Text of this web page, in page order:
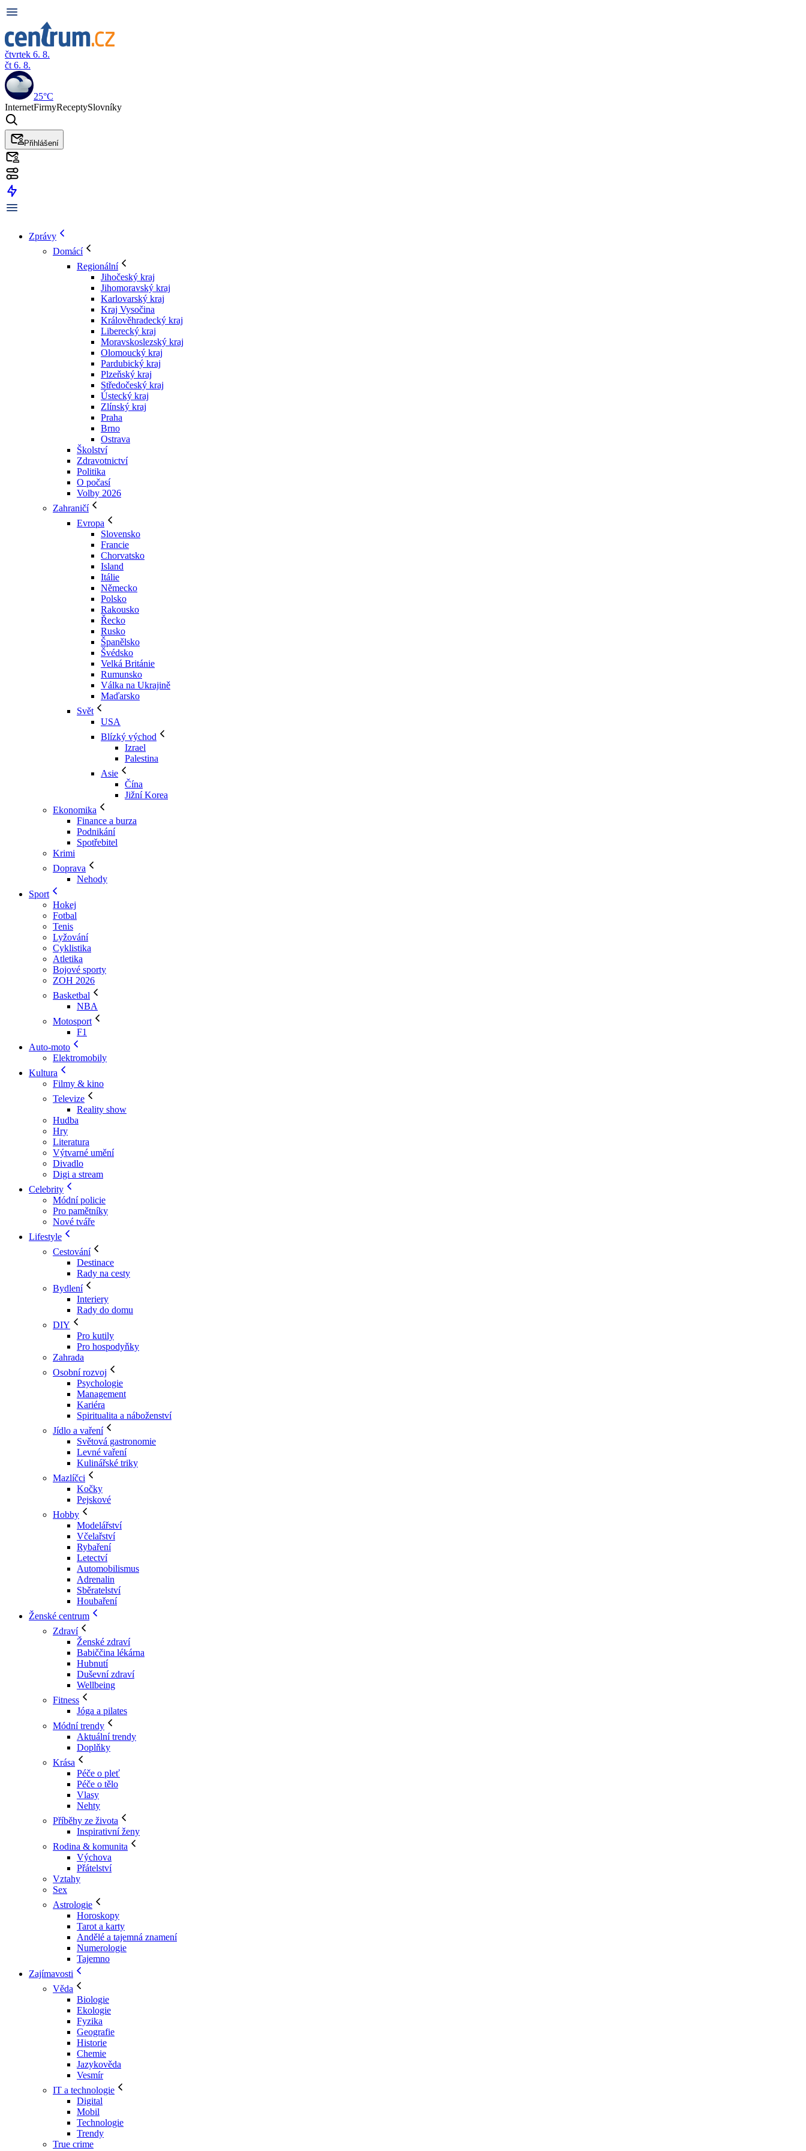
čtvrtek 6. 8.
čt 6. 8.
25°C
InternetFirmyReceptySlovníky
Přihlášení
Zprávy
Domácí
Regionální
Jihočeský kraj
Jihomoravský kraj
Karlovarský kraj
Kraj Vysočina
Králověhradecký kraj
Liberecký kraj
Moravskoslezský kraj
Olomoucký kraj
Pardubický kraj
Plzeňský kraj
Středočeský kraj
Ústecký kraj
Zlínský kraj
Praha
Brno
Ostrava
Školství
Zdravotnictví
Politika
O počasí
Volby 2026
Zahraničí
Evropa
Slovensko
Francie
Chorvatsko
Island
Itálie
Německo
Polsko
Rakousko
Řecko
Rusko
Španělsko
Švédsko
Velká Británie
Rumunsko
Válka na Ukrajině
Maďarsko
Svět
USA
Blízký východ
Izrael
Palestina
Asie
Čína
Jižní Korea
Ekonomika
Finance a burza
Podnikání
Spotřebitel
Krimi
Doprava
Nehody
Sport
Hokej
Fotbal
Tenis
Lyžování
Cyklistika
Atletika
Bojové sporty
ZOH 2026
Basketbal
NBA
Motosport
F1
Auto-moto
Elektromobily
Kultura
Filmy & kino
Televize
Reality show
Hudba
Hry
Literatura
Výtvarné umění
Divadlo
Digi a stream
Celebrity
Módní policie
Pro pamětníky
Nové tváře
Lifestyle
Cestování
Destinace
Rady na cesty
Bydlení
Interiery
Rady do domu
DIY
Pro kutily
Pro hospodyňky
Zahrada
Osobní rozvoj
Psychologie
Management
Kariéra
Spiritualita a náboženství
Jídlo a vaření
Světová gastronomie
Levné vaření
Kulinářské triky
Mazlíčci
Kočky
Pejskové
Hobby
Modelářství
Včelařství
Rybaření
Letectví
Automobilismus
Adrenalin
Sběratelství
Houbaření
Ženské centrum
Zdraví
Ženské zdraví
Babiččina lékárna
Hubnutí
Duševní zdraví
Wellbeing
Fitness
Jóga a pilates
Módní trendy
Aktuální trendy
Doplňky
Krása
Péče o pleť
Péče o tělo
Vlasy
Nehty
Příběhy ze života
Inspirativní ženy
Rodina & komunita
Výchova
Přátelství
Vztahy
Sex
Astrologie
Horoskopy
Tarot a karty
Andělé a tajemná znamení
Numerologie
Tajemno
Zajímavosti
Věda
Biologie
Ekologie
Fyzika
Geografie
Historie
Chemie
Jazykověda
Vesmír
IT a technologie
Digital
Mobil
Technologie
Trendy
True crime